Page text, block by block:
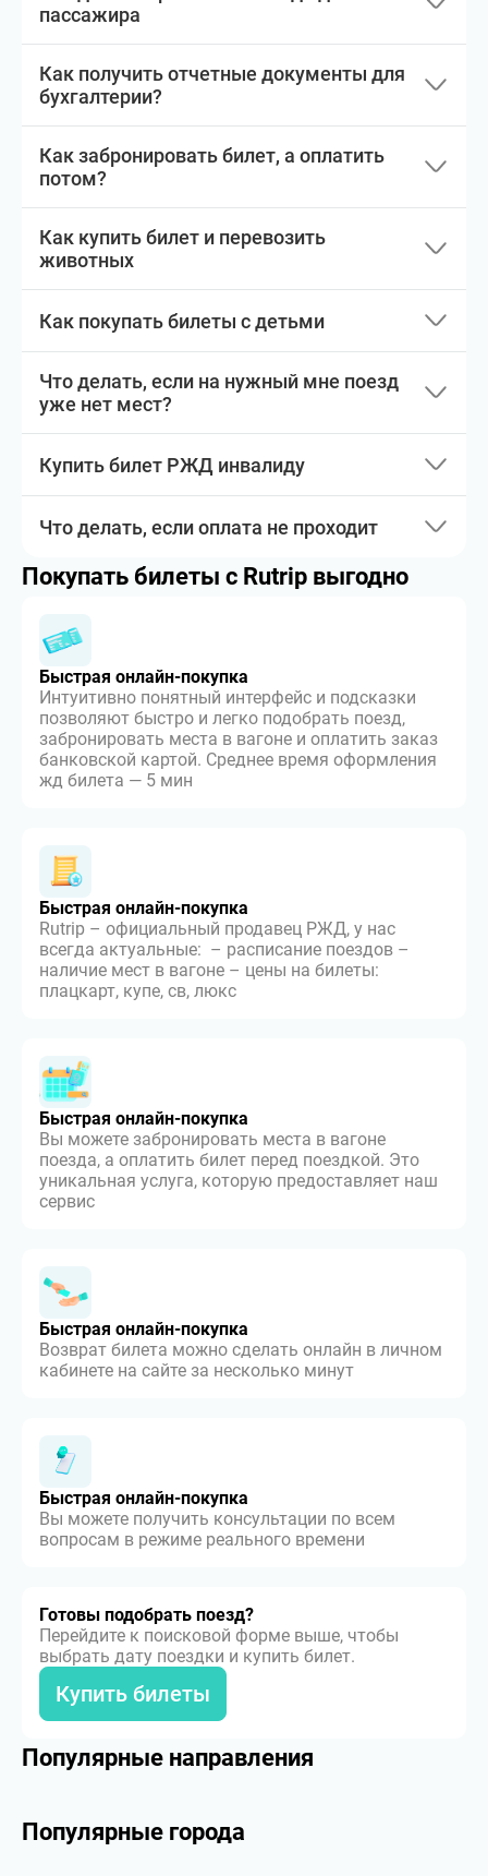
пассажира
Как получить отчетные документы для
бухгалтерии?
Как забронировать билет, а оплатить
потом?
Как купить билет и перевозить
животных
Как покупать билеты с детьми
Что делать, если на нужный мне поезд
уже нет мест?
Купить билет РЖД инвалиду
Что делать, если оплата не проходит
Покупать билеты с Rutrip выгодно
Быстрая онлайн-покупка
Интуитивно понятный интерфейс и подсказки
позволяют быстро и легко подобрать поезд,
забронировать места в вагоне и оплатить заказ
банковской картой. Среднее время оформления
жд билета — 5 мин
Быстрая онлайн-покупка
Rutrip – официальный продавец РЖД, у нас
всегда актуальные: – расписание поездов –
наличие мест в вагоне – цены на билеты:
плацкарт, купе, св, люкс
Быстрая онлайн-покупка
Вы можете забронировать места в вагоне
поезда, а оплатить билет перед поездкой. Это
уникальная услуга, которую предоставляет наш
сервис
Быстрая онлайн-покупка
Возврат билета можно сделать онлайн в личном
кабинете на сайте за несколько минут
Быстрая онлайн-покупка
Вы можете получить консультации по всем
вопросам в режиме реального времени
Готовы подобрать поезд?
Перейдите к поисковой форме выше, чтобы
выбрать дату поездки и купить билет.
Купить билеты
Популярные направления
Популярные города